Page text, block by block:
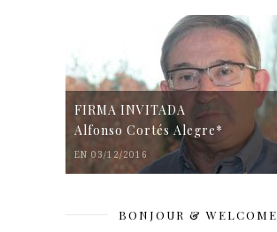
FIRMA INVITADA
Alfonso Cortés Alegre*
EN 03/12/2016
BONJOUR & WELCOME